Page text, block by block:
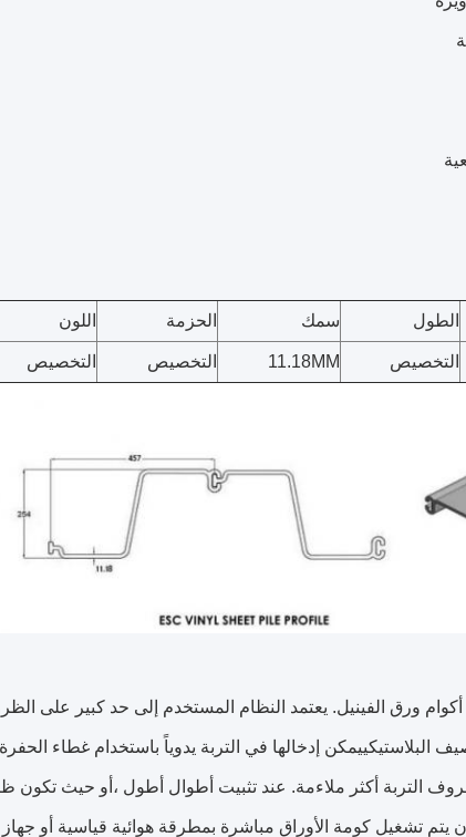
الطول سمك الحزمة اللون
التخصيص 11.18MM التخصيص التخصيص
أكوام ورق الفينيل. يعتمد النظام المستخدم إلى حد كبير على
إدخالها في التربة يدوياً باستخدام غطاء
التربة أكثر ملاءمة. عند تثبيت أطوال أطول ،أو حيث
يتم تشغيل كومة الأوراق مباشرة بمطرقة هوائية قياسية أو